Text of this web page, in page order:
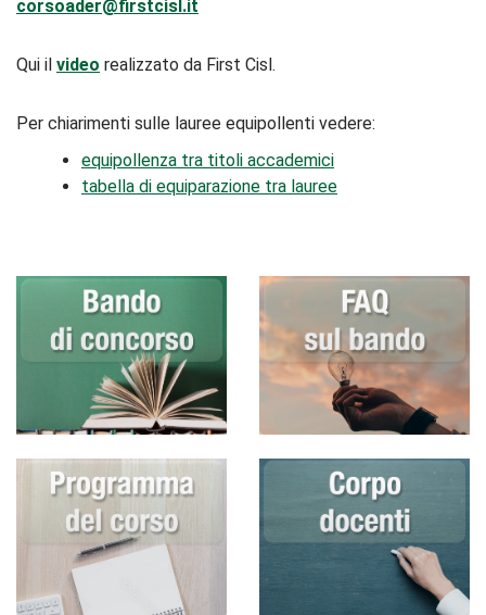
corsoader@firstcisl.it
Qui il video realizzato da First Cisl.
Per chiarimenti sulle lauree equipollenti vedere:
equipollenza tra titoli accademici
tabella di equiparazione tra lauree